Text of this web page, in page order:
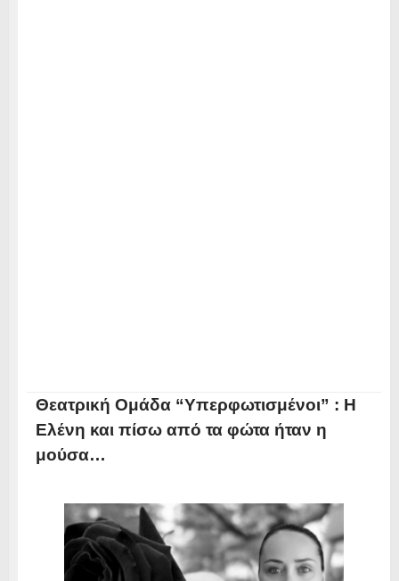
Θεατρική Ομάδα “Υπερφωτισμένοι” : Η
Ελένη και πίσω από τα φώτα ήταν η
μούσα…